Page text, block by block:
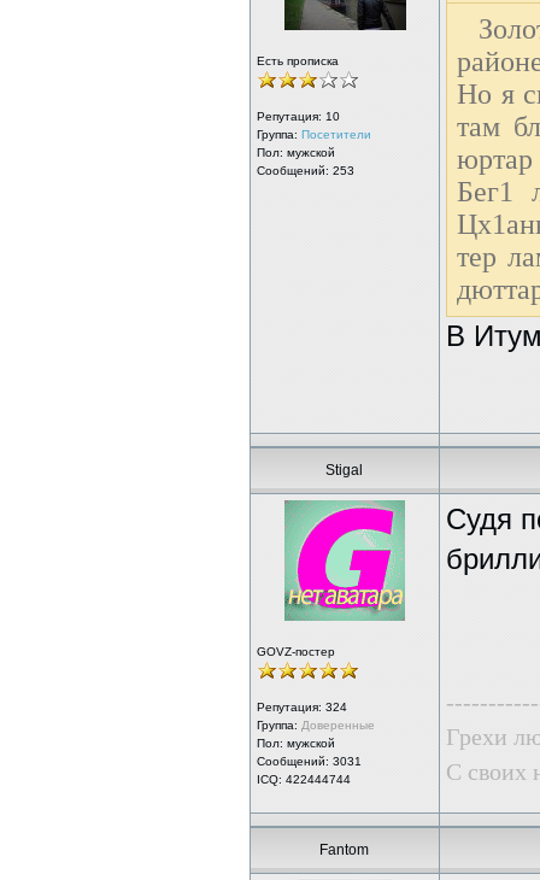
Есть прописка
Репутация: 10
Группа: Посетители
Пол: мужской
Сообщений: 253
Но я
там
юртар
Бег1
тер
В
Stigal
GOVZ-постер
Репутация: 324
Группа: Доверенные
Пол: мужской
Сообщений: 3031
ICQ: 422444744
Судя
Грехи
С своих
Fantom